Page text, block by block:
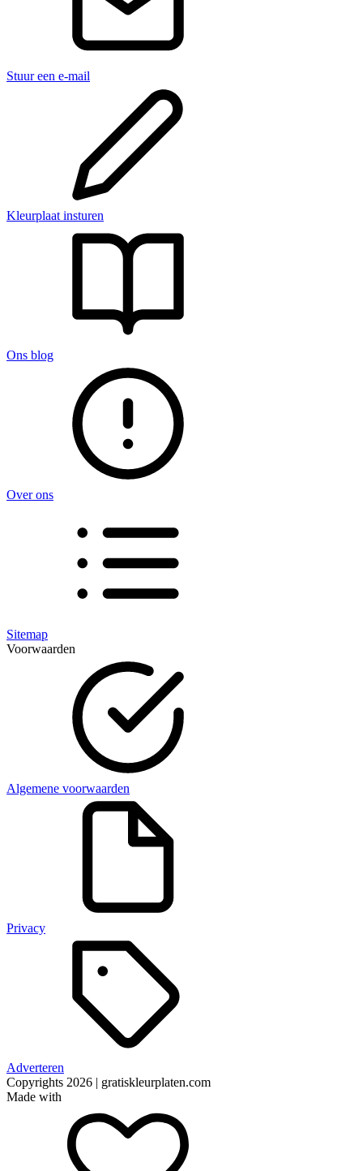
Stuur een e-mail
Kleurplaat insturen
Ons blog
Over ons
Sitemap
Voorwaarden
Algemene voorwaarden
Privacy
Adverteren
Copyrights 2026 | gratiskleurplaten.com
Made with